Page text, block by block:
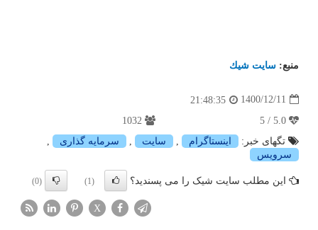
منبع: سایت شیك
1400/12/11
21:48:35
تگهای خبر:
اینستاگرام , سایت , سرمایه گذاری
,
سرویس
این مطلب سایت شیک را می پسندید؟ (1)
(0)
X